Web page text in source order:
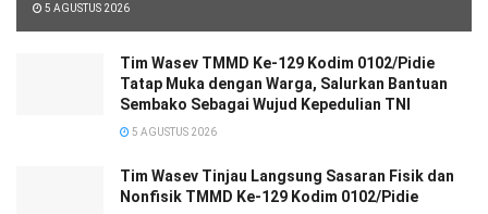
5 AGUSTUS 2026
Tim Wasev TMMD Ke-129 Kodim 0102/Pidie
Tatap Muka dengan Warga, Salurkan Bantuan
Sembako Sebagai Wujud Kepedulian TNI
5 AGUSTUS 2026
Tim Wasev Tinjau Langsung Sasaran Fisik dan
Nonfisik TMMD Ke-129 Kodim 0102/Pidie